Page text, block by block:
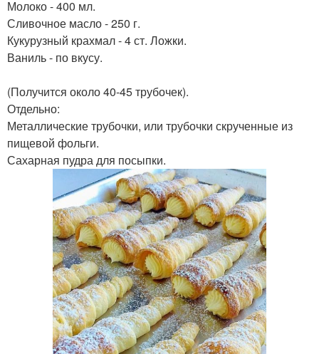
Молоко - 400 мл.
Сливочное масло - 250 г.
Кукурузный крахмал - 4 ст. Ложки.
Ваниль - по вкусу.
(Получится около 40-45 трубочек).
Отдельно:
Металлические трубочки, или трубочки скрученные из
пищевой фольги.
Сахарная пудра для посыпки.